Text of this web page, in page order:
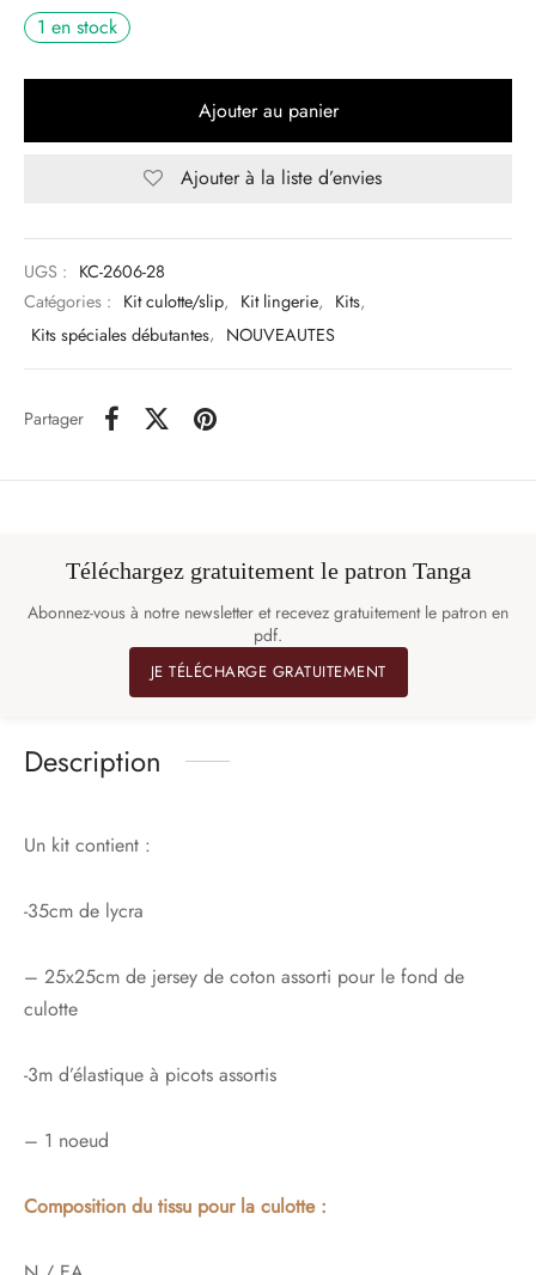
1 en stock
Ajouter au panier
Ajouter à la liste d’envies
UGS : KC-2606-28
Catégories : Kit culotte/slip, Kit lingerie, Kits,
Kits spéciales débutantes, NOUVEAUTES
Partager
Téléchargez gratuitement le patron Tanga
Abonnez-vous à notre newsletter et recevez gratuitement le patron en
pdf.
JE TÉLÉCHARGE GRATUITEMENT
Description
Un kit contient :
-35cm de lycra
– 25x25cm de jersey de coton assorti pour le fond de
culotte
-3m d’élastique à picots assortis
– 1 noeud
Composition du tissu pour la culotte :